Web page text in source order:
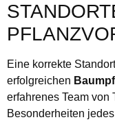
Eine korrekte
erfolgreichen
erfahrenes Team von
Besonderheiten